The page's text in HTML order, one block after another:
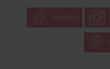
FACEBOOK